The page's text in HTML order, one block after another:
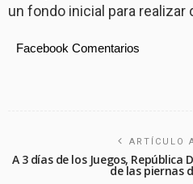
un fondo inicial para realizar
Facebook Comentarios
ARTÍCULO
A 3 días de los Juegos,
de las piernas